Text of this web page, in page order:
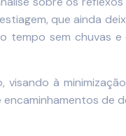
que ainda
tempo sem chuvas
à
de